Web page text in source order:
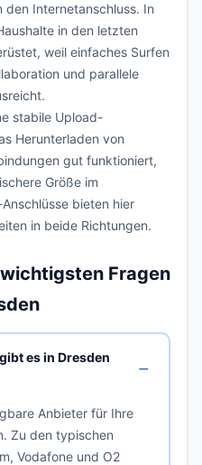
Internetanschluss. In
in den letzten
weil einfaches Surfen
und parallele
stabile Upload-
Herunterladen von
gut funktioniert,
Größe im
bieten hier
in beide Richtungen.
Fragen
es in Dresden
Anbieter für Ihre
Zu den typischen
Vodafone und O2